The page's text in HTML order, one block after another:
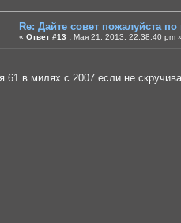
Re: Дайте совет пожалуйста
« Ответ #13 : Мая 21, 2013, 22:38:40 pm
61 в милях с 2007 если не